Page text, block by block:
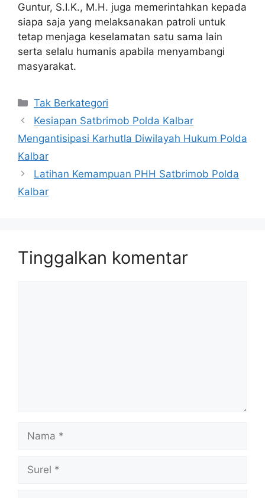
Guntur, S.I.K., M.H. juga memerintahkan kepada
siapa saja yang melaksanakan patroli untuk
tetap menjaga keselamatan satu sama lain
serta selalu humanis apabila menyambangi
masyarakat.
Kategori
Tak Berkategori
Kesiapan Satbrimob Polda Kalbar
Mengantisipasi Karhutla Diwilayah Hukum Polda
Kalbar
Latihan Kemampuan PHH Satbrimob Polda
Kalbar
Tinggalkan komentar